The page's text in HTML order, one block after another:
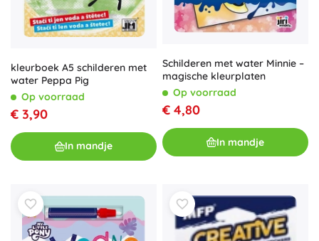
kleurboek A5 schilderen met
water Peppa Pig
Op voorraad
€ 3,90
In mandje
Schilderen met water Minnie –
magische kleurplaten
Op voorraad
€ 4,80
In mandje